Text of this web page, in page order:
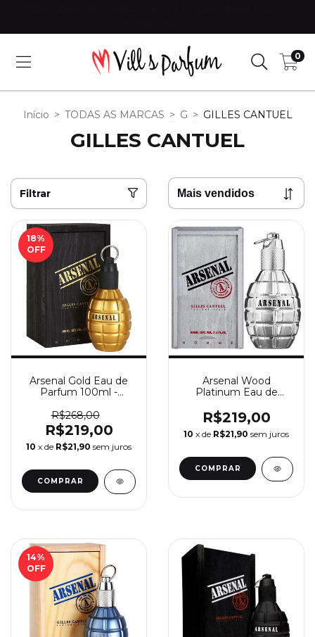
0
Início > TODAS AS MARCAS > G > GILLES CANTUEL
GILLES CANTUEL
Filtrar
18%
OFF
Arsenal Gold Eau de
Parfum 100ml -
Gilles Cantuel
R$268,00
R$219,00
10 x de R$21,90 sem juros
COMPRAR
Arsenal Wood
Platinum Eau de
Perfume Masculino
Gilles Cantuel
R$219,00
10 x de R$21,90 sem juros
COMPRAR
14%
OFF